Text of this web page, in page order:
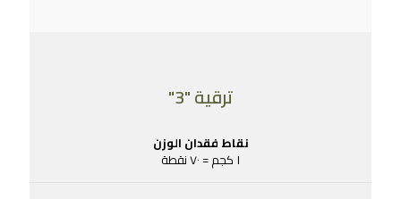
ترقية "3"
نقاط فقدان الوزن
١ كجم = ٧٠ نقطة